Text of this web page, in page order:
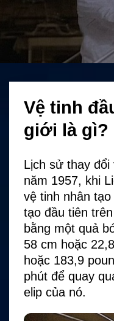
Vệ tinh
giới là gì?
Lịch sử thay đổi
năm 1957, khi
vệ tinh nhân
tạo đầu tiên
bằng một quả
58 cm hoặc
hoặc 183,9
phút để quay
elip của nó.